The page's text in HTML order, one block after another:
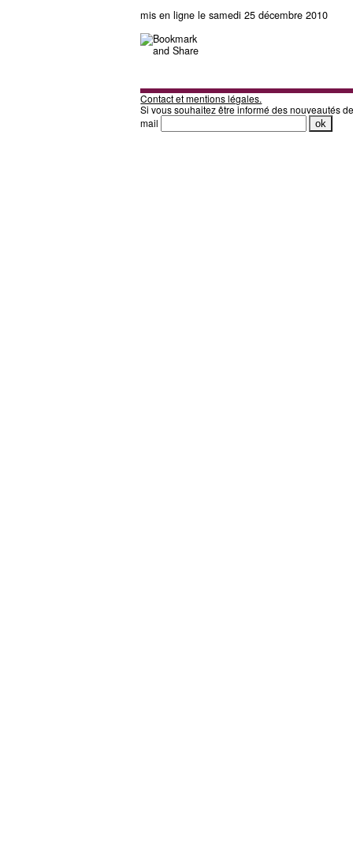
mis en ligne le samedi 25 décembre 2010
Contact et mentions légales.
Si vous souhaitez être informé des nouveautés
mail